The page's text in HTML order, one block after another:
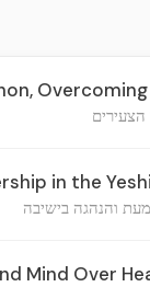
in the
והנהגה בישיבה
Mind Over